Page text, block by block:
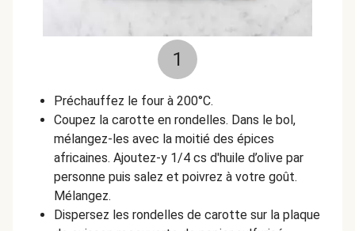
1
Préchauffez le four à 200°C.
Coupez la carotte en rondelles. Dans le bol,
mélangez-les avec la moitié des épices
africaines. Ajoutez-y 1/4 cs d'huile d’olive par
personne puis salez et poivrez à votre goût.
Mélangez.
Dispersez les rondelles de carotte sur la plaque